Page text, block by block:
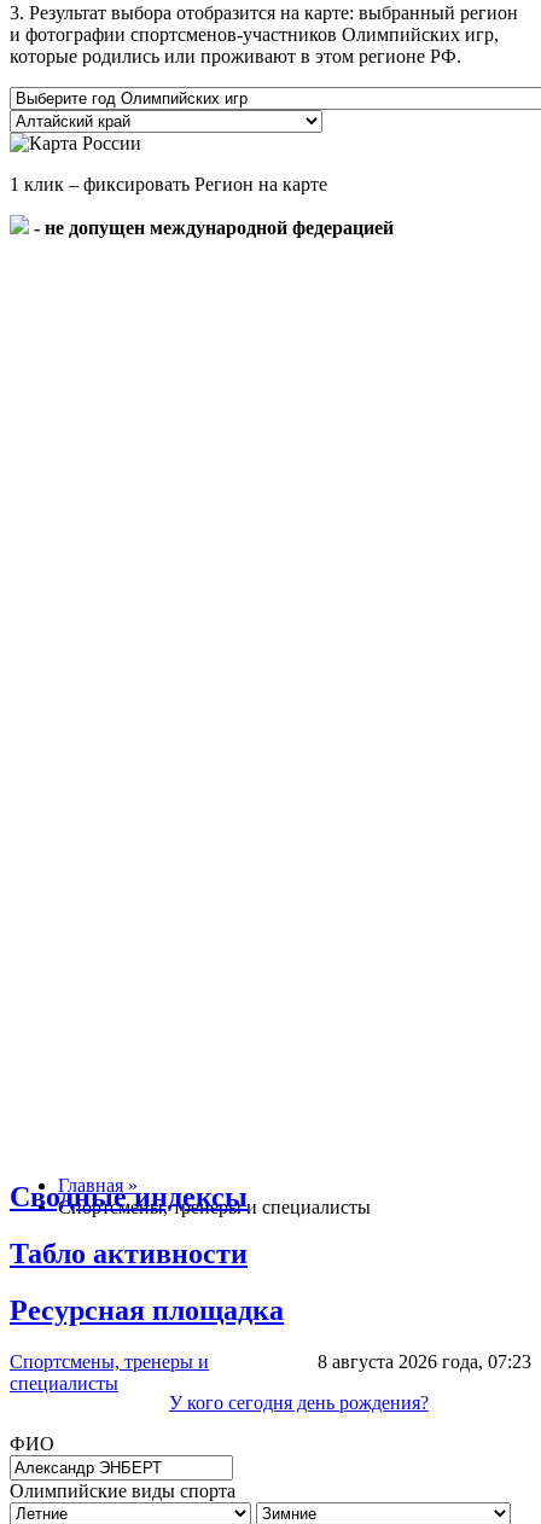
3. Результат выбора отобразится на карте: выбранный регион
и фотографии спортсменов-участников Олимпийских игр,
которые родились или проживают в этом регионе РФ.
1 клик – фиксировать Регион на карте
- не допущен международной федерацией
Главная »
Спортсмены, тренеры и специалисты
Сводные индексы
Табло активности
Ресурсная площадка
8 августа 2026 года, 07:23
У кого сегодня день рождения?
Спортсмены, тренеры и
специалисты
ФИО
Олимпийские виды спорта